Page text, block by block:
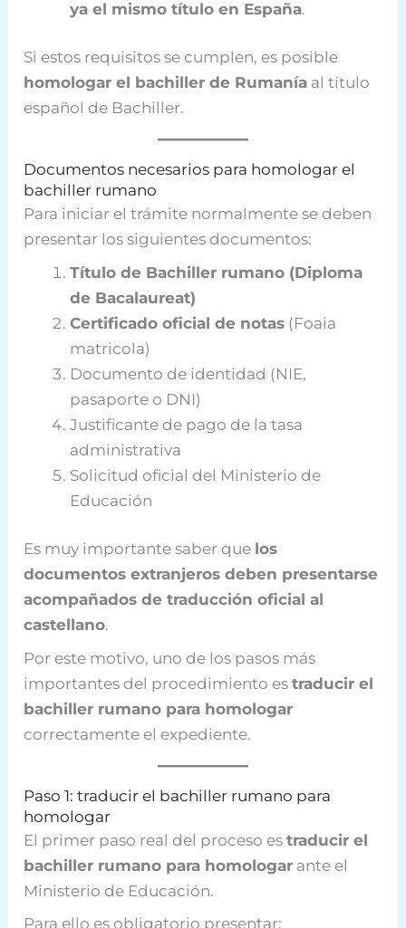
ya el mismo título en España.
Si estos requisitos se cumplen, es posible
homologar el bachiller de Rumanía al título
español de Bachiller.
Documentos necesarios para homologar el
bachiller rumano
Para iniciar el trámite normalmente se deben
presentar los siguientes documentos:
Título de Bachiller rumano (Diploma
de Bacalaureat)
Certificado oficial de notas (Foaia
matricola)
Documento de identidad (NIE,
pasaporte o DNI)
Justificante de pago de la tasa
administrativa
Solicitud oficial del Ministerio de
Educación
Es muy importante saber que los
documentos extranjeros deben presentarse
acompañados de traducción oficial al
castellano.
Por este motivo, uno de los pasos más
importantes del procedimiento estraducir el
bachiller rumano para homologar
correctamente el expediente.
Paso 1: traducir el bachiller rumano para
homologar
El primer paso real del proceso estraducir el
bachiller rumano para homologar ante el
Ministerio de Educación.
Para ello es obligatorio presentar: